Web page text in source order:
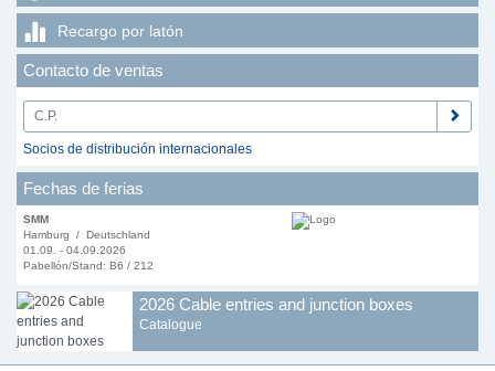
Recargo por latón
Contacto de ventas
Socios de distribución internacionales
Fechas de ferias
SMM
Hamburg / Deutschland
01.09. - 04.09.2026
Pabellón/Stand: B6 / 212
2026 Cable entries and junction boxes
Catalogue